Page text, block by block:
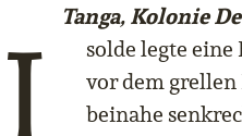
Tanga, Kolonie
I
solde legte
vor dem grellen
beinahe